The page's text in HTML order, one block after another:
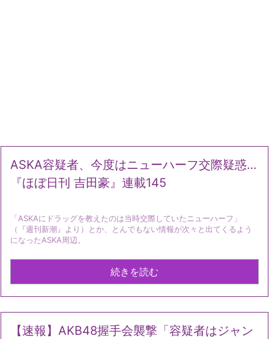
ASKA容疑者、今度はニューハーフ交際疑惑…
『ほぼ日刊 吉田豪』連載145
「ASKAにドラッグを教えたのは当時交際していたニューハーフ」
（『週刊新潮』より）とか、とんでもない情報が次々と出てくるよう
になったASKA周辺。
続きを読む
【速報】AKB48握手会襲撃「容疑者はジャン